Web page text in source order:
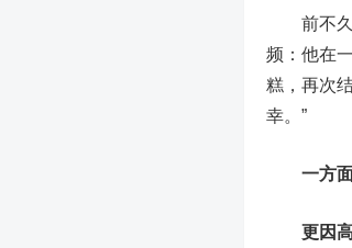
前不久
频：他在
糕，再次
幸。”
一方
更因